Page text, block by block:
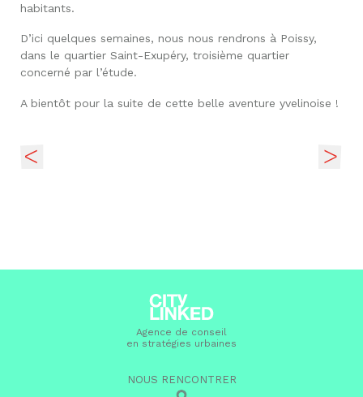
habitants.
D’ici quelques semaines, nous nous rendrons à Poissy,
dans le quartier Saint-Exupéry, troisième quartier
concerné par l’étude.
A bientôt pour la suite de cette belle aventure yvelinoise !
Agence de conseil
en stratégies urbaines
NOUS RENCONTRER